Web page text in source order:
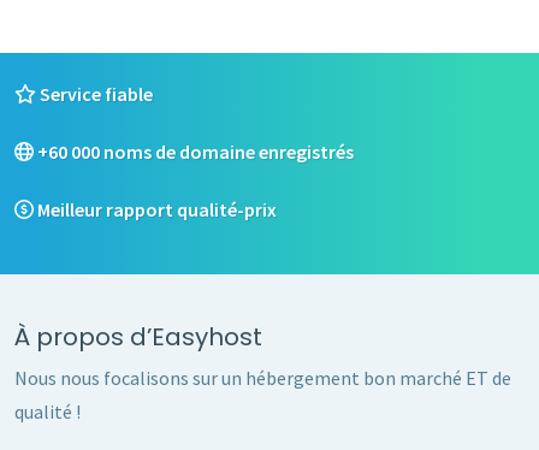
Service fiable
+60 000 noms de domaine enregistrés
Meilleur rapport qualité-prix
À propos d’Easyhost
Nous nous focalisons sur un hébergement bon marché ET de
qualité !